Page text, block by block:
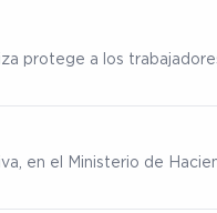
protege a los
en el Ministerio de